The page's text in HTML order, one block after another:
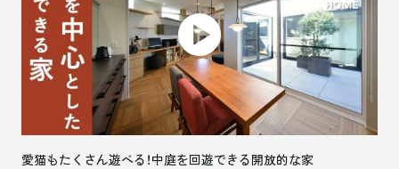
愛猫もたくさん遊べる！中庭を回遊できる開放的な家